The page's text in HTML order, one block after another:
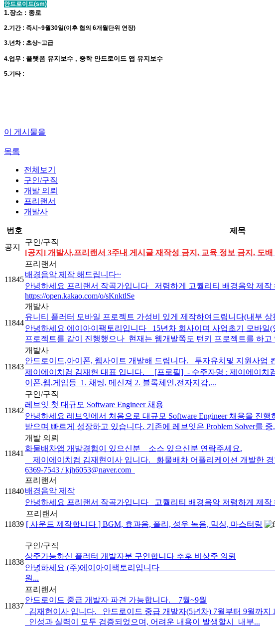
안드로이드(sm)
1.장소 : 종로
2.기간 : 즉시~9월30일(이후 협의 6개월단위 연장)
3.년차 : 초상~고급
4.업무 : 플랫폼 유지보수 , 중학 안드로이드 앱 유지보수
5.기타 :
이 게시물을
목록
전체보기
구인/구직
개발 의뢰
프리랜서
개발사
번호 제목
공지
구인/구직
[공지] 개발사,프리랜서 3주내 게시글 재작성 금지, 교육 정보 금지, 도
11845
프리랜서
배경음악 제작 해드립니다~
안녕하세요 프리랜서 작곡가입니다 저렴하게 고퀄리티 배경음악 제
https://open.kakao.com/o/sKnktlSe
11844
개발사
유니티 플러터 모바일 프로젝트 가성비 있게 제작하여드립니다(내부
안녕하세요 에이아이팩토리입니다 15년차 회사이며 사업초기 모바일
프로젝트를 같이 진행했으나 현재는 웹개발쪽도 턴키 프로젝트를 하고
11843
개발사
안드로이드,아이폰, 웹사이트 개발해 드립니다. _투자유치및 지원사업
제이에이치컴 김재현 대표 입니다. [프로필] ​ - 수주자명 : 제이에이치
이폰,웹,게임등 ​ 1. 채팅, 메신져 2. 블록체인,전자지갑,...
11842
구인/구직
레브잇 첫 대규모 Software Engineer 채용
안녕하세요 레브잇에서 처음으로 대규모 Software Engineer 채용을
받으며 빠르게 성장하고 있습니다. 기존에 레브잇은 Problem Solver를 중
11841
개발 의뢰
화물배차앱 개발경험이 있으신분 _ 소스 있으신분 연락주세요.
제이에이치컴 김재현이사 입니다. 화물배차 어플리케이션 개발한
6369-7543 / kjh6053@naver.com
11840
프리랜서
배경음악 제작
안녕하세요 프리랜서 작곡가입니다 고퀄리티 배경음악 저렴하게 제
11839
프리랜서
[ 사운드 제작합니다 ] BGM, 효과음, 폴리, 성우 녹음, 믹싱, 마스터링
11838
구인/구직
상주가능하신 플러터 개발자분 구인합니다 추후 비상주 의뢰
안녕하세요 (주)에이아이팩토리입
원...
11837
프리랜서
안드로이드 중급 개발자 파견 가능합니다. _ 7월~9월
김재현이사 입니다. 안드로이드 중급 개발자(5년차) 7월부터 9월까
인성과 실력이 모두 검증되었으며, 어려운 내용이 발생할시 내부...